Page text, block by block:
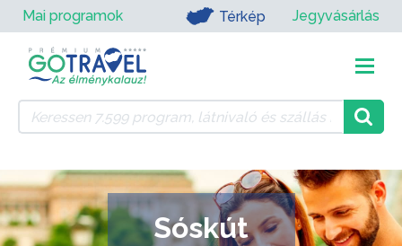
Mai programok Térkép Jegyvásárlás
Sóskút